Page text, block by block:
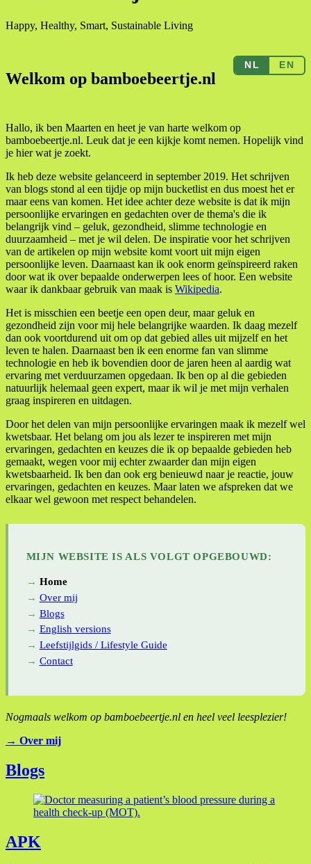
Happy, Healthy, Smart, Sustainable Living
Welkom op bamboebeertje.nl
NL EN
Hallo, ik ben Maarten en heet je van harte welkom op
bamboebeertje.nl. Leuk dat je een kijkje komt nemen. Hopelijk vind
je hier wat je zoekt.
Ik heb deze website gelanceerd in september 2019. Het schrijven
van blogs stond al een tijdje op mijn bucketlist en dus moest het er
maar eens van komen. Het idee achter deze website is dat ik mijn
persoonlijke ervaringen en gedachten over de thema's die ik
belangrijk vind – geluk, gezondheid, slimme technologie en
duurzaamheid – met je wil delen. De inspiratie voor het schrijven
van de artikelen op mijn website komt voort uit mijn eigen
persoonlijke leven. Daarnaast kan ik ook enorm geïnspireerd raken
door wat ik over bepaalde onderwerpen lees of hoor. Een website
waar ik dankbaar gebruik van maak is Wikipedia.
Het is misschien een beetje een open deur, maar geluk en
gezondheid zijn voor mij hele belangrijke waarden. Ik daag mezelf
dan ook voortdurend uit om op dat gebied alles uit mijzelf en het
leven te halen. Daarnaast ben ik een enorme fan van slimme
technologie en heb ik bovendien door de jaren heen al aardig wat
ervaring met verduurzamen opgedaan. Ik ben op al die gebieden
natuurlijk helemaal geen expert, maar ik wil je met mijn verhalen
graag inspireren en uitdagen.
Door het delen van mijn persoonlijke ervaringen maak ik mezelf wel
kwetsbaar. Het belang om jou als lezer te inspireren met mijn
ervaringen, gedachten en keuzes die ik op bepaalde gebieden heb
gemaakt, wegen voor mij echter zwaarder dan mijn eigen
kwetsbaarheid. Ik ben dan ook erg benieuwd naar je reactie, jouw
ervaringen, gedachten en keuzes. Maar laten we afspreken dat we
elkaar wel gewoon met respect behandelen.
MIJN WEBSITE IS ALS VOLGT OPGEBOUWD:
Home
Over mij
Blogs
English versions
Leefstijlgids / Lifestyle Guide
Contact
Nogmaals welkom op bamboebeertje.nl en heel veel leesplezier!
→ Over mij
Teruggaan
naar
hoofdnavigatie
Blogs
APK